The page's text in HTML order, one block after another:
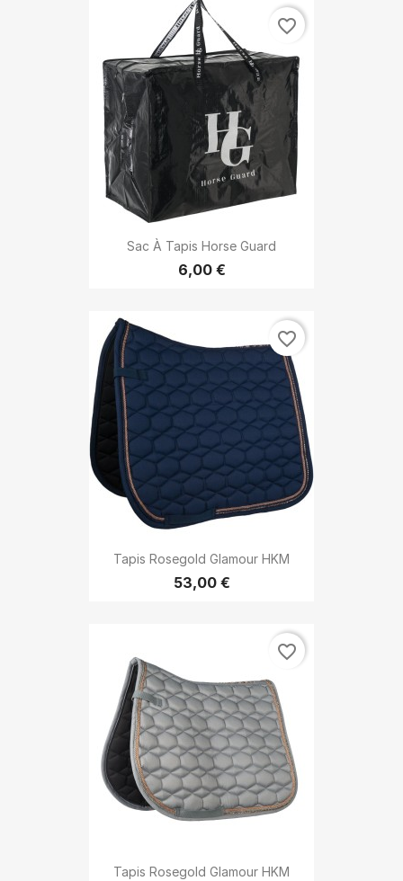
Sac À Tapis Horse Guard
6,00 €
favorite_border
Tapis Rosegold Glamour HKM
53,00 €
favorite_border
Tapis Rosegold Glamour HKM
favorite_border